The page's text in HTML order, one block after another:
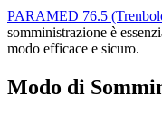
PARAMED 76.5
somministrazione è
modo efficace e sicuro.
Modo di